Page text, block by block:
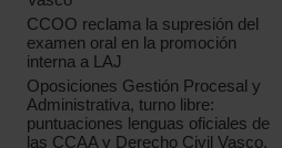
CCOO reclama la supresión del
examen oral en la promoción
interna a LAJ
Oposiciones Gestión Procesal y
Administrativa, turno libre:
puntuaciones lenguas oficiales de
las CCAA y Derecho Civil Vasco.